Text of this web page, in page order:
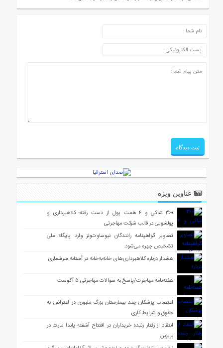
ارسال دیدگاه
عناوین ویژه
۳۰۰ شاکی و ۴ همت پول از دست رفته؛ کلاهبرداری و
پولشویی در قالب شرکت مهاجرتی
تصاویر گواهینامه رانندگان نیوساوت‌ولز وارد پایگاه ملی
تشخیص چهره می‌شود
هشدار درباره کلاهبرداری‌های خانه‌به‌خانه در آستانه سرشماری
هفته‌نامه مهاجرت/پاسخ به سوالات مهاجرتی ۵ آگوست
اعتصاب پزشکان چند بیمارستان بزرگ ملبورن در اعتراض به
حقوق و شرایط کاری
انتقاد از رفتار زننده خریداران در افتتاح آشفته پاندا مارت در
بریزبن